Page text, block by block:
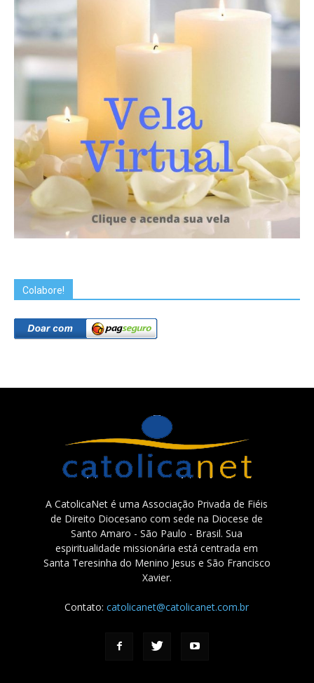
Colabore!
A CatolicaNet é uma Associação Privada de Fiéis
de Direito Diocesano com sede na Diocese de
Santo Amaro - São Paulo - Brasil. Sua
espiritualidade missionária está centrada em
Santa Teresinha do Menino Jesus e São Francisco
Xavier.
Contato:catolicanet@catolicanet.com.br